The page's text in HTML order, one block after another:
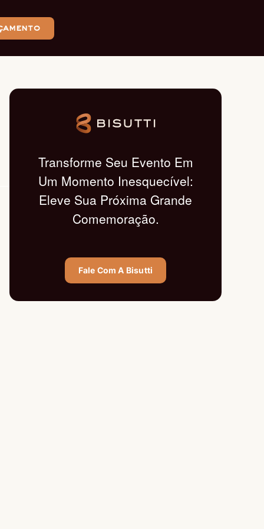
Transforme Seu Evento Em
Um Momento Inesquecível:
Eleve Sua Próxima Grande
Comemoração.
Fale Com A Bisutti